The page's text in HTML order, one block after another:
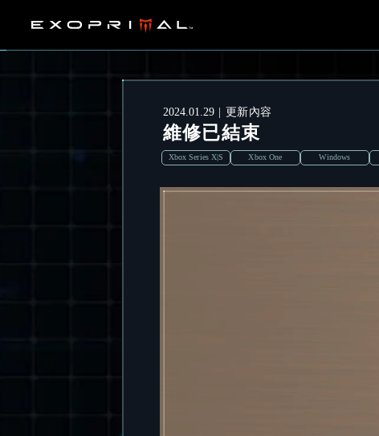
2024.01.29 更新內容
維修已結束
Xbox Series X|S Xbox One Windows